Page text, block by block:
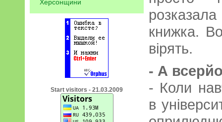
Херсонщини
Start visitors - 21.03.2009
книжка.
вірять.
- А
- Коли
в